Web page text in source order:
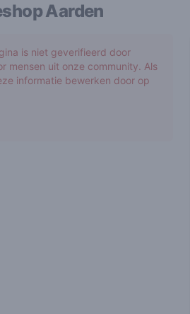
Aarden
is niet geverifieerd door
mensen uit onze community. Als
informatie bewerken door op